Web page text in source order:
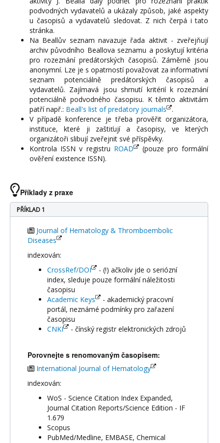
podvodných vydavatelů a ukázaly způsob, jaké aspekty
u časopisů a vydavatelů sledovat. Z nich čerpá i tato
stránka.
Na Beallův seznam navazuje řada aktivit - zveřejňují
archiv původního Beallova seznamu a poskytují kritéria
pro rozeznání predátorských časopisů. Záměrně jsou
anonymní. Lze je s opatrností považovat za informativní
seznam potenciálně predátorských časopisů a
vydavatelů. Zajímavá jsou shrnutí kritérií k rozeznání
potenciálně podvodného časopisu. K těmto aktivitám
patří např.: Beall's list of predatory journals
.
V případě konference je třeba prověřit organizátora,
instituce, které ji zaštiťují a časopisy, ve kterých
organizátoři slibují zveřejnit své příspěvky.
Kontrola ISSN v registru ROAD
(pouze pro formální
ověření existence ISSN).
Příklady z praxe
PŘÍKLAD 1
Journal of Hematology & Thromboembolic
Diseases
indexován:
CrossRef/DOI
- (!) ačkoliv jde o seriózní
index, sleduje pouze formální náležitosti
časopisu
Academic Keys
- akademický pracovní
portál, neznámé podmínky pro zařazení
časopisu
CNKI
- čínský registr elektronických zdrojů
Porovnejte s renomovaným časopisem:
International Journal of Hematology
indexován:
WoS - Science Citation Index Expanded,
Journal Citation Reports/Science Edition - IF
1.679
Scopus
PubMed/Medline, EMBASE, Chemical